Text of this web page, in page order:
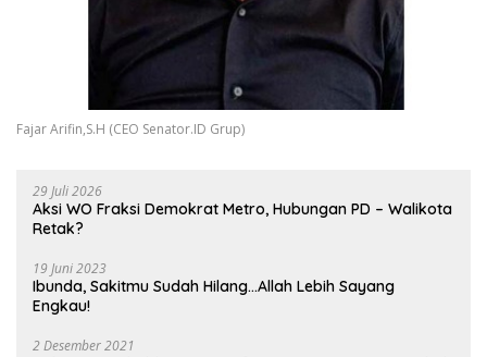
Fajar Arifin,S.H (CEO Senator.ID Grup)
29 Juli 2026
Aksi WO Fraksi Demokrat Metro, Hubungan PD – Walikota
Retak?
19 Juni 2023
Ibunda, Sakitmu Sudah Hilang…Allah Lebih Sayang
Engkau!
2 Desember 2021